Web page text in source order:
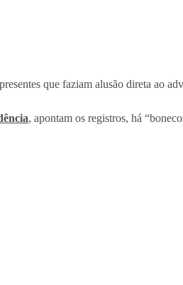
que faziam alusão direta ao
, apontam os registros, há